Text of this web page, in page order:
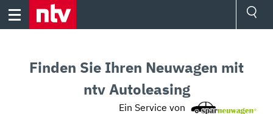
Skip
Finden Sie Ihren Neuwagen mit
ntv Autoleasing
Ein Service von